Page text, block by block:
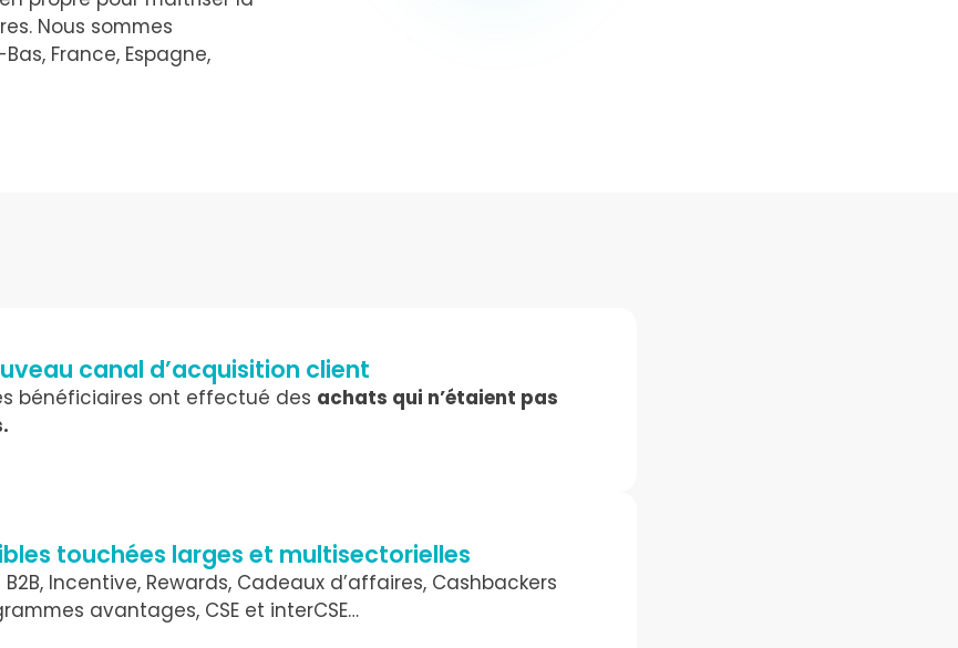
Nous sommes
France, Espagne,
canal d’acquisition client
bénéficiaires ont effectué des achats qui n’étaient pas
touchées larges et multisectorielles
B2B, Incentive, Rewards, Cadeaux d’affaires, Cashbackers
avantages, CSE et interCSE…